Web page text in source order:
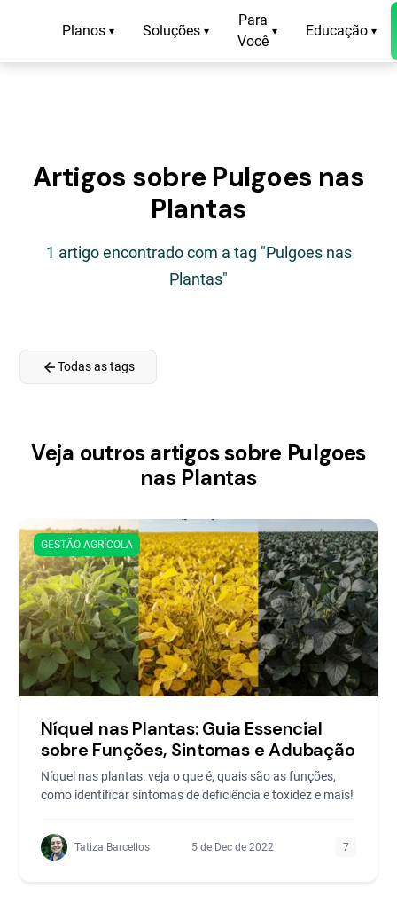
Planos ▾ Soluções ▾
Para
Você
▾ Educação ▾
Artigos sobre Pulgoes nas
Plantas
1 artigo encontrado com a tag "Pulgoes nas
Plantas"
arrow_backTodas as tags
Veja outros artigos sobre Pulgoes
nas Plantas
GESTÃO AGRÍCOLA
Níquel nas Plantas: Guia Essencial
sobre Funções, Sintomas e Adubação
Níquel nas plantas: veja o que é, quais são as funções,
como identificar sintomas de deficiência e toxidez e mais!
Tatiza Barcellos 5 de Dec de 2022 7